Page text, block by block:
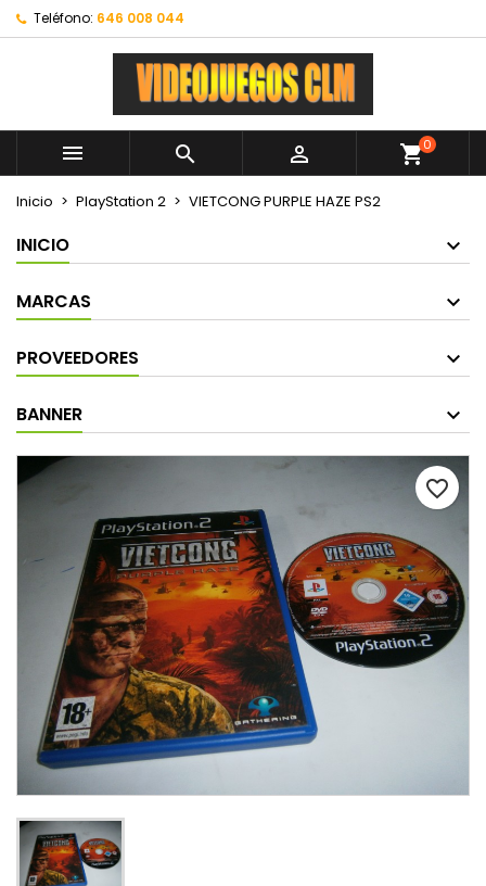
Teléfono: 646 008 044
   shopping_cart0
Inicio PlayStation 2 VIETCONG PURPLE HAZE PS2
INICIO
MARCAS
PROVEEDORES
BANNER
favorite_border